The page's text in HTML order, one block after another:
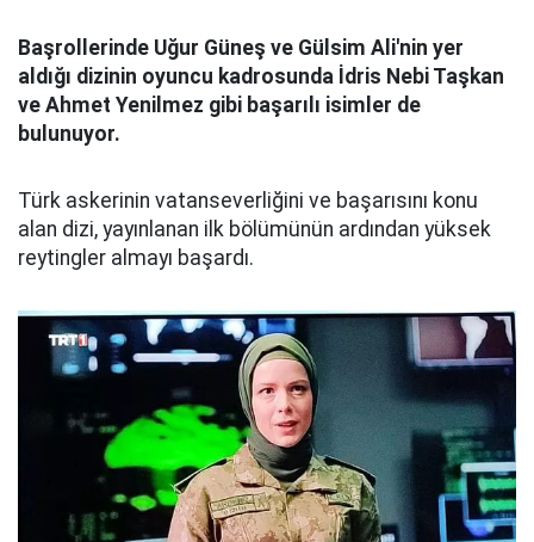
Başrollerinde Uğur Güneş ve Gülsim Ali'nin yer
aldığı dizinin oyuncu kadrosunda İdris Nebi Taşkan
ve Ahmet Yenilmez gibi başarılı isimler de
bulunuyor.
Türk askerinin vatanseverliğini ve başarısını konu
alan dizi, yayınlanan ilk bölümünün ardından yüksek
reytingler almayı başardı.